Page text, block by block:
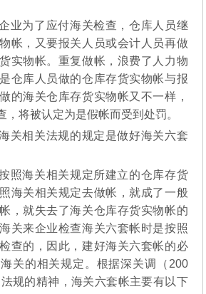
业为了应付海关检查，仓库人员继
帐，又要报关人员或会计人员再做
实物帐。重复做帐，浪费了人力物
仓库人员做的仓库存货实物帐与报
的海关仓库存货实物帐又不一样，
，将被认定为是假帐而受到处罚。
关相关法规的规定是做好海关六套
照海关相关规定所建立的仓库存货
海关相关规定去做帐，就成了一般
，就失去了海关仓库存货实物帐的
关来企业检查海关六套帐时是按照
查的，因此，建好海关六套帐的必
关的相关规定。根据深关调（200
规的精神，海关六套帐主要有以下